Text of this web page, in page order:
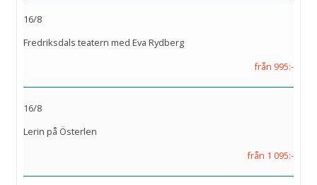
16/8
Fredriksdals teatern med Eva Rydberg
från 995:-
16/8
Lerin på Österlen
från 1 095:-